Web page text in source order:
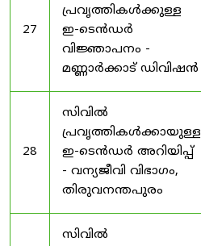
27
പ്രവൃത്തികൾക്കുള്ള
ഇ-ടെൻഡർ
വിജ്ഞാപനം -
മണ്ണാർക്കാട് ഡിവിഷൻ
28
സിവിൽ
പ്രവൃത്തികൾക്കായുള്ള
ഇ-ടെൻഡർ അറിയിപ്പ്
- വന്യജീവി വിഭാഗം,
തിരുവനന്തപുരം
സിവിൽ